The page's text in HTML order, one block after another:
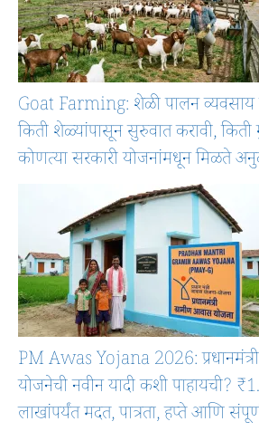
Goat Farming: शेळी पालन
किती शेळ्यांपासून सुरुवात करावी,
कोणत्या सरकारी योजनांमधून मिळते
PM Awas Yojana 2026:
योजनेची नवीन यादी कशी पाहायची?
लाखांपर्यंत मदत, पात्रता, हप्ते आणि